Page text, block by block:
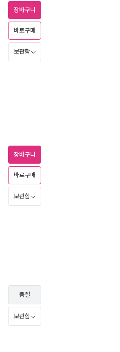
장바구니
바로구매
보관함
장바구니
바로구매
보관함
품절
보관함